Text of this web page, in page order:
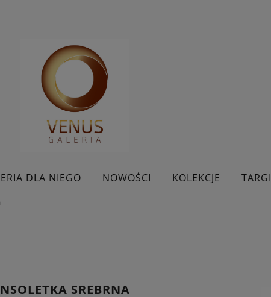
DLA NIEGO NOWOŚCI KOLEKCJE TARGI
SREBRNA